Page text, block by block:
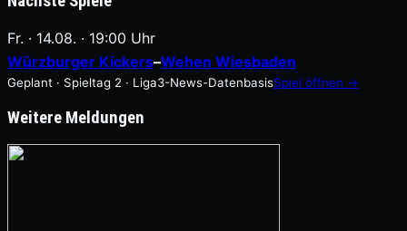
Fr. · 14.08. · 19:00 Uhr
Würzburger Kickers–Wehen Wiesbaden
Geplant · Spieltag 2 · Liga3-News-DatenbasisSpiel öffnen →
Weitere Meldungen